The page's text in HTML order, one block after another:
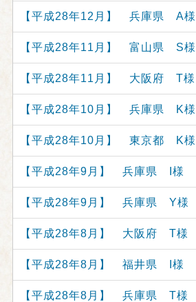
【平成28年12月】 兵庫県 A様
【平成28年11月】 富山県 S様
【平成28年11月】 大阪府 T様
【平成28年10月】 兵庫県 K様
【平成28年10月】 東京都 K様
【平成28年9月】 兵庫県 I様
【平成28年9月】 兵庫県 Y様
【平成28年8月】 大阪府 T様
【平成28年8月】 福井県 I様
【平成28年8月】 兵庫県 T様